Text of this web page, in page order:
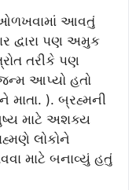
ઓળખવામાં આવતું
દ્વારા પણ અમુક
તરીકે પણ
આપ્યો હતો
માતા. ). બ્રહ્મની
માટે અશક્ય
લોકોને
માટે બનાવ્યું હતું